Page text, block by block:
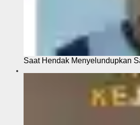
Saat Hendak Menyelundupkan